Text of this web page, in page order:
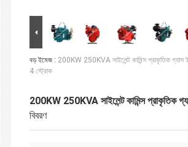
বড় ইমেজ : 200KW 250KVA সাইলেন্ট কামিন্স প্রাকৃতিক গ্যাস
4 স্ট্রোক
200KW 250KVA সাইলেন্ট কামিন্স প্রাকৃতিক
বিবরণ